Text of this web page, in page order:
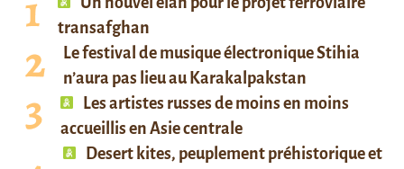
transafghan
Le festival de musique électronique Stihia
n’aura pas lieu au Karakalpakstan
Les artistes russes de moins en moins
accueillis en Asie centrale
Desert kites, peuplement préhistorique et